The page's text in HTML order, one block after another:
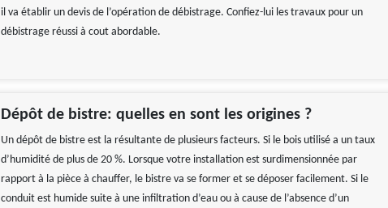
il va établir un devis de l’opération de débistrage. Confiez-lui les travaux pour un
débistrage réussi à cout abordable.
Dépôt de bistre: quelles en sont les origines ?
Un dépôt de bistre est la résultante de plusieurs facteurs. Si le bois utilisé a un taux
d’humidité de plus de 20 %. Lorsque votre installation est surdimensionnée par
rapport à la pièce à chauffer, le bistre va se former et se déposer facilement. Si le
conduit est humide suite à une infiltration d’eau ou à cause de l’absence d’un